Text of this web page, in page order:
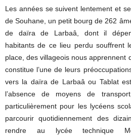
Les années se suivent lentement et
de Souhane, un petit bourg de 262
de daïra de Larbaâ, dont il
habitants de ce lieu perdu souffrent
place, des villageois nous apprennent
constitue l’une de leurs
vers la daïra de Larbaâ ou Tablat
l’absence de moyens de
particulièrement pour les lycéens
parcourir quotidiennement des
rendre au lycée technique